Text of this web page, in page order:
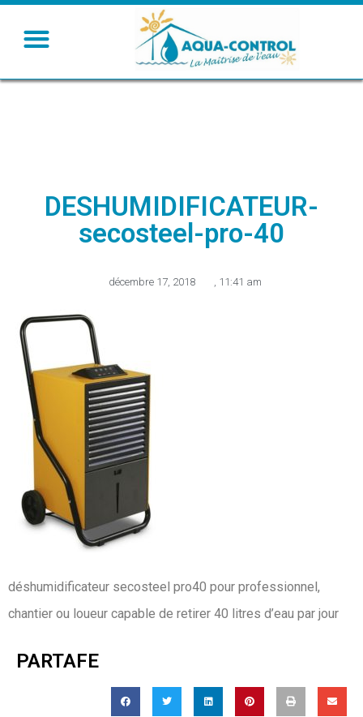
DESHUMIDIFICATEUR-
secosteel-pro-40
décembre 17, 2018 , 11:41 am
déshumidificateur secosteel pro40 pour professionnel,
chantier ou loueur capable de retirer 40 litres d’eau par jour
PARTAFE